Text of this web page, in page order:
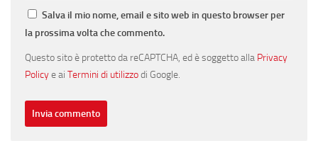
Salva il mio nome, email e sito web in questo browser per
la prossima volta che commento.
Questo sito è protetto da reCAPTCHA, ed è soggetto alla Privacy
Policye ai Termini di utilizzodi Google.